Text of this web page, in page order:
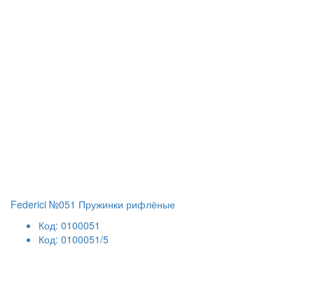
Federici №051 Пружинки рифлёные
Код: 0100051
Код: 0100051/5